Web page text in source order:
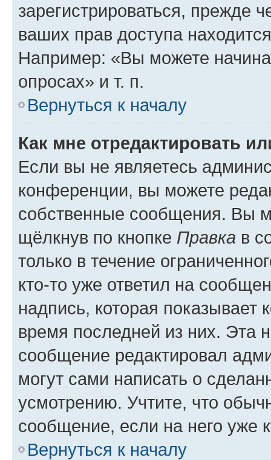
зарегистрироваться, прежде
ваших прав доступа
Например: «Вы можете
опросах» и т. п.
Вернуться к началу
Как мне отредактировать
Если вы не являетесь
конференции, вы можете
собственные сообщения. Вы
щёлкнув по кнопке Правка в
только в течение
кто-то уже ответил на
надпись, которая показывает
время последней из них. Эта
сообщение редактировал
могут сами написать о
усмотрению. Учтите, что
сообщение, если на него уже
Вернуться к началу